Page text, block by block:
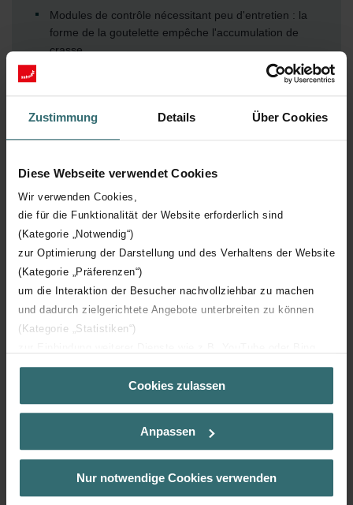
Zustimmung Details Über Cookies
Diese Webseite verwendet Cookies
Wir verwenden Cookies,
die für die Funktionalität der Website erforderlich sind
(Kategorie „Notwendig“)
zur Optimierung der Darstellung und des Verhaltens der Website
(Kategorie „Präferenzen“)
um die Interaktion der Besucher nachvollziehbar zu machen
und dadurch zielgerichtete Angebote unterbreiten zu können
(Kategorie „Statistiken“)
(Kategorie „Marketing“)
Über „Details zeigen“ bzw. die Datenschutzerklärung erhalten
Sie weitere Informationen. Durch die Auswahl der Kategorie
der Auswahl von „Statistiken“ willigen Sie ein, dass wir Ihren
Besuchsverlauf auf unserer Website verwenden, um Ihnen die
bestmögliche Nutzererfahrung zu ermöglichen und Ihnen
Cookies zulassen
Anpassen
Nur notwendige Cookies verwenden
Modules de contrôle nécessitant peu d'entretien : la
forme de la goutelette empêche l'accumulation de
crasse.
Installation flexible grâce aux modules de contrôle
individuels qui peuvent être montés indépendamment
ComfoVar Aero à l'intérieur d'un appartement
Maintenance en dehors de l'appartement car les
Contrôle centralisé du fonctionnement, car toutes les
unités de contrôle Connect RF peuvent être reliées,
lues et modifiées à un seul endroit dans l'immeuble.
Les commandes RF et les capteurs RF (pour le
contrôle de la demande) sont possibles. Il n'est donc
supplémentaires dans l'appartement.
Afficher plus
Téléchargements